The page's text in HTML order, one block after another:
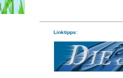
Linktipps: